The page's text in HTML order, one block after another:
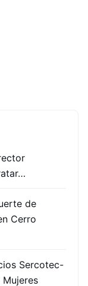
de
Cerro
Sercotec-
Mujeres